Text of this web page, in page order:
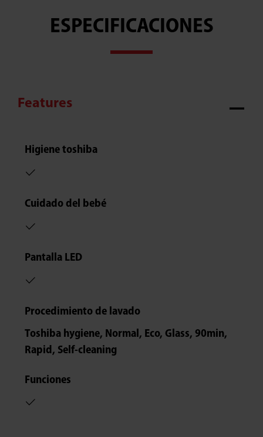
ESPECIFICACIONES
Features
Higiene toshiba
Cuidado del bebé
Pantalla LED
Procedimiento de lavado
Toshiba hygiene, Normal, Eco, Glass, 90min,
Rapid, Self-cleaning
Funciones